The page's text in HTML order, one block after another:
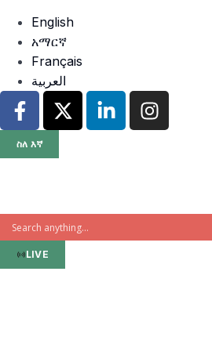
English
አማርኛ
Français
العربية
ስለ እኛ
LIVE